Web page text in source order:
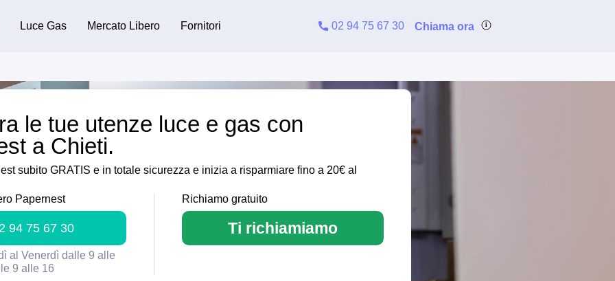
Luce Gas Mercato Libero Fornitori 02 94 75 67 30 Chiama ora
le tue utenze luce e gas con
a Chieti.
subito GRATIS e in totale sicurezza e inizia a risparmiare fino a 20€ al
Papernest
94 75 67 30
al Venerdì dalle 9 alle
9 alle 16
Richiamo gratuito
Ti richiamiamo